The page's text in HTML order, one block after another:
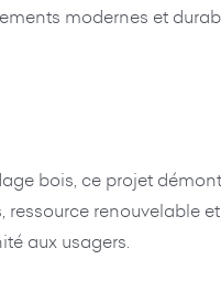
modernes et
bois, ce projet
renouvelable
aux usagers.